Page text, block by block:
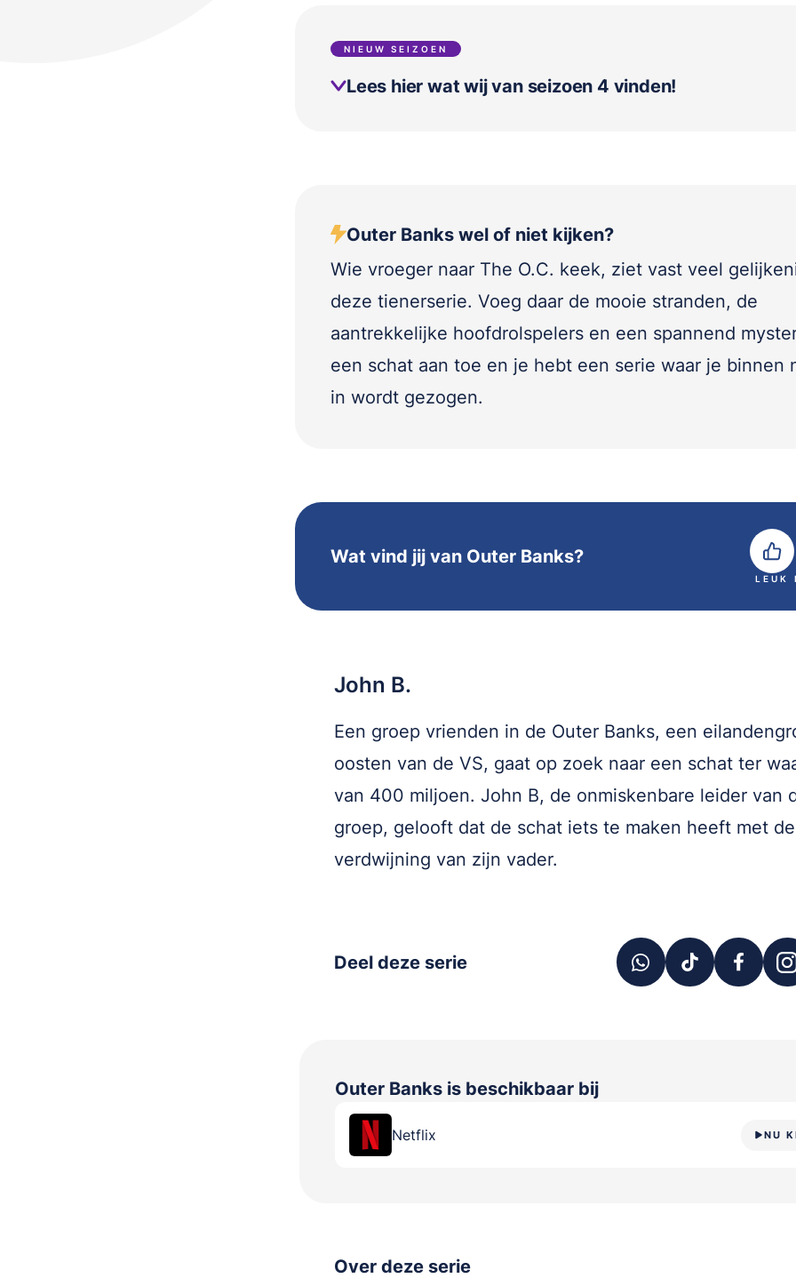
NIEUW SEIZOEN
Lees hier wat wij van seizoen 4 vinden!
Outer Banks wel of niet kijken?
Wie vroeger naar The O.C. keek, ziet vast veel
deze tienerserie. Voeg daar de mooie stranden, de
aantrekkelijke hoofdrolspelers en een spannend
een schat aan toe en je hebt een serie waar je binnen
in wordt gezogen.
Wat vind jij van Outer Banks?
LEUK
John B.
Een groep vrienden in de Outer Banks, een
oosten van de VS, gaat op zoek naar een schat ter
van 400 miljoen. John B, de onmiskenbare leider van
groep, gelooft dat de schat iets te maken heeft met de
verdwijning van zijn vader.
Deel deze serie
Outer Banks is beschikbaar bij
Netflix NU
Over deze serie